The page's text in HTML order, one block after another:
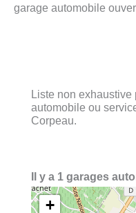
garage automobile
Liste non exhaustive
automobile ou
Corpeau.
Il y a 1 garages
+